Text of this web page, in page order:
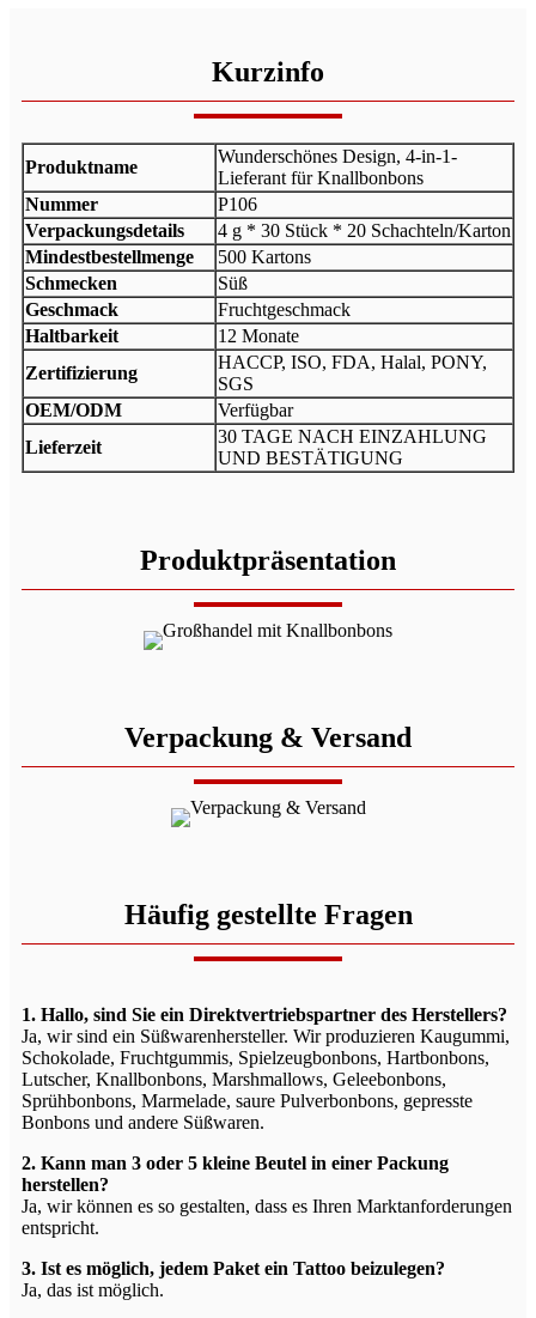
Kurzinfo
Produktname
Wunderschönes Design, 4-in-1-
Lieferant für Knallbonbons
Nummer
P106
Verpackungsdetails
4 g * 30 Stück * 20 Schachteln/Karton
Mindestbestellmenge
500 Kartons
Schmecken
Süß
Geschmack
Fruchtgeschmack
Haltbarkeit
12 Monate
Zertifizierung
HACCP, ISO, FDA, Halal, PONY,
SGS
OEM/ODM
Verfügbar
Lieferzeit
30 TAGE NACH EINZAHLUNG
UND BESTÄTIGUNG
Produktpräsentation
Verpackung & Versand
Häufig gestellte Fragen
1. Hallo, sind Sie ein Direktvertriebspartner des Herstellers?
Ja, wir sind ein Süßwarenhersteller. Wir produzieren Kaugummi,
Schokolade, Fruchtgummis, Spielzeugbonbons, Hartbonbons,
Lutscher, Knallbonbons, Marshmallows, Geleebonbons,
Sprühbonbons, Marmelade, saure Pulverbonbons, gepresste
Bonbons und andere Süßwaren.
2. Kann man 3 oder 5 kleine Beutel in einer Packung
herstellen?
Ja, wir können es so gestalten, dass es Ihren Marktanforderungen
entspricht.
3. Ist es möglich, jedem Paket ein Tattoo beizulegen?
Ja, das ist möglich.